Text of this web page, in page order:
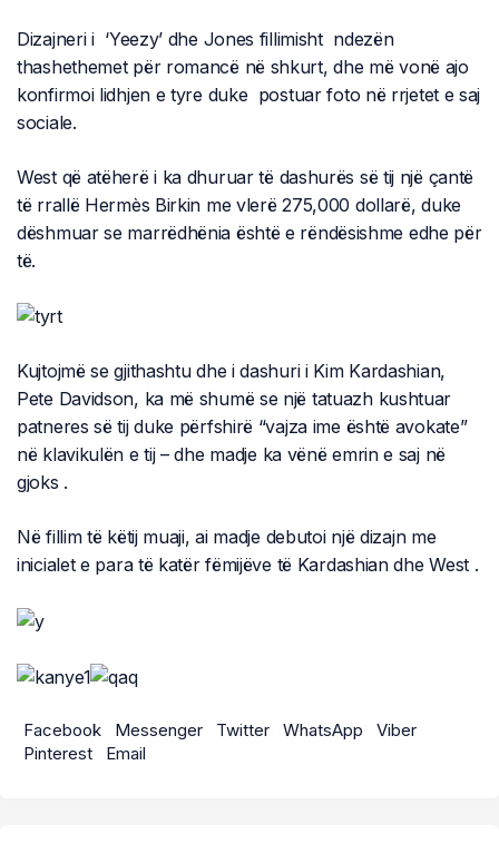
Dizajneri i ‘Yeezy’ dhe Jones fillimisht ndezën
thashethemet për romancë në shkurt, dhe më vonë ajo
konfirmoi lidhjen e tyre duke postuar foto në rrjetet e saj
sociale.
West që atëherë i ka dhuruar të dashurës së tij një çantë
të rrallë Hermès Birkin me vlerë 275,000 dollarë, duke
dëshmuar se marrëdhënia është e rëndësishme edhe për
të.
Kujtojmë se gjithashtu dhe i dashuri i Kim Kardashian,
Pete Davidson, ka më shumë se një tatuazh kushtuar
patneres së tij duke përfshirë “vajza ime është avokate”
në klavikulën e tij – dhe madje ka vënë emrin e saj në
gjoks .
Në fillim të këtij muaji, ai madje debutoi një dizajn me
inicialet e para të katër fëmijëve të Kardashian dhe West .
Facebook Messenger Twitter WhatsApp
Viber
Pinterest
Email